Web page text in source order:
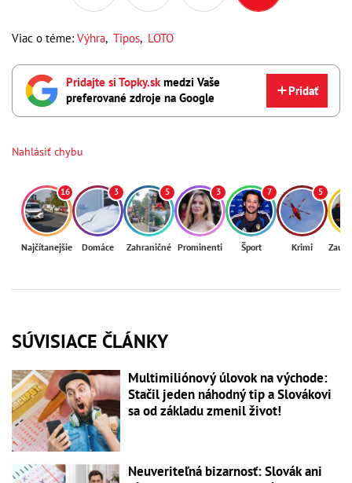
Viac o téme: Výhra, Tipos, LOTO
Pridajte si Topky.skmedzi Vaše
preferované zdroje na Google
Pridať
Nahlásiť chybu
16
Najčítanejšie
3
Domáce
5
Zahraničné
3
Prominenti
7
Šport
5
Krimi
SÚVISIACE ČLÁNKY
Multimiliónový úlovok na východe:
Stačil jeden náhodný tip a Slovákovi
sa od základu zmenil život!
Neuveriteľná bizarnosť: Slovák ani